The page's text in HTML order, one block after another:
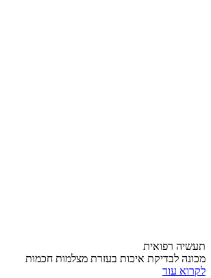
תעשיה רפואית
מכונה לבדיקת איכות בעזרת מצלמות חכמות
לקרוא עוד